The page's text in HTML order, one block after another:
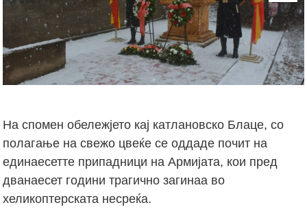
На спомен обележјето кај катлановско Блаце, со
полагање на свежо цвеќе се оддаде почит на
единаесетте припадници на Армијата, кои пред
дванаесет години трагично загинаа во
хеликоптерската несреќа.